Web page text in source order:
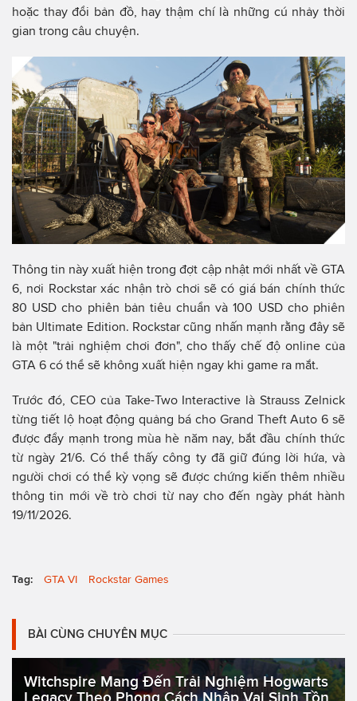
hoặc thay đổi bản đồ, hay thậm chí là những cú nhảy thời
gian trong câu chuyện.
Thông tin này xuất hiện trong đợt cập nhật mới nhất về GTA
6, nơi Rockstar xác nhận trò chơi sẽ có giá bán chính thức
80 USD cho phiên bản tiêu chuẩn và 100 USD cho phiên
bản Ultimate Edition. Rockstar cũng nhấn mạnh rằng đây sẽ
là một "trải nghiệm chơi đơn", cho thấy chế độ online của
GTA 6 có thể sẽ không xuất hiện ngay khi game ra mắt.
Trước đó, CEO của Take-Two Interactive là Strauss Zelnick
từng tiết lộ hoạt động quảng bá cho Grand Theft Auto 6 sẽ
được đẩy mạnh trong mùa hè năm nay, bắt đầu chính thức
từ ngày 21/6. Có thể thấy công ty đã giữ đúng lời hứa, và
người chơi có thể kỳ vọng sẽ được chứng kiến thêm nhiều
thông tin mới về trò chơi từ nay cho đến ngày phát hành
19/11/2026.
Tag: GTA VI Rockstar Games
BÀI CÙNG CHUYÊN MỤC
Witchspire Mang Đến Trải Nghiệm Hogwarts
Legacy Theo Phong Cách Nhập Vai Sinh Tồn